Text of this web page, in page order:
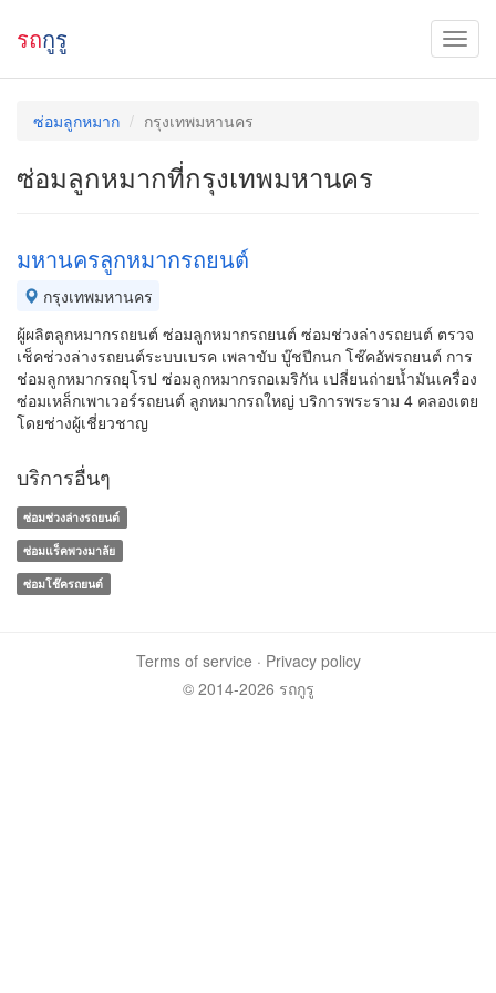
รถกูรู
ซ่อมลูกหมาก กรุงเทพมหานคร
ซ่อมลูกหมากที่กรุงเทพมหานคร
มหานครลูกหมากรถยนต์
กรุงเทพมหานคร
ผู้ผลิตลูกหมากรถยนต์ ซ่อมลูกหมากรถยนต์ ซ่อมช่วงล่างรถยนต์ ตรวจ
เช็คช่วงล่างรถยนต์ระบบเบรค เพลาขับ บู๊ชปีกนก โช๊คอัพรถยนต์ การ
ช่อมลูกหมากรถยุโรป ซ่อมลูกหมากรถอเมริกัน เปลี่ยนถ่ายน้ำมันเครื่อง
ซ่อมเหล็กเพาเวอร์รถยนต์ ลูกหมากรถใหญ่ บริการพระราม 4 คลองเตย
โดยช่างผู้เชี่ยวชาญ
บริการอื่นๆ
ซ่อมช่วงล่างรถยนต์
ซ่อมแร็คพวงมาลัย
ซ่อมโช๊ครถยนต์
Terms of service · Privacy policy
© 2014-2026 รถกูรู